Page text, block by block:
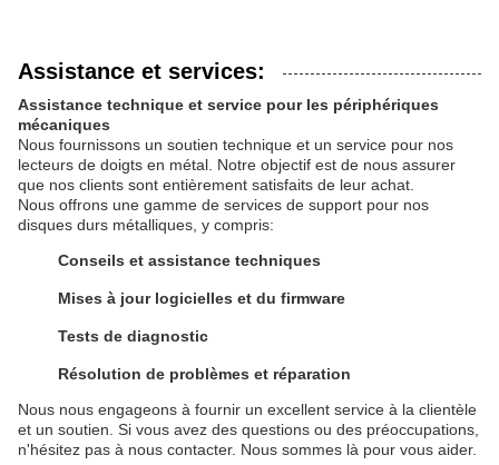
Assistance et services:
Assistance technique et service pour les périphériques
mécaniques
Nous fournissons un soutien technique et un service pour nos
lecteurs de doigts en métal. Notre objectif est de nous assurer
que nos clients sont entièrement satisfaits de leur achat.
Nous offrons une gamme de services de support pour nos
disques durs métalliques, y compris:
Conseils et assistance techniques
Mises à jour logicielles et du firmware
Tests de diagnostic
Résolution de problèmes et réparation
Nous nous engageons à fournir un excellent service à la clientèle
et un soutien. Si vous avez des questions ou des préoccupations,
n'hésitez pas à nous contacter. Nous sommes là pour vous aider.